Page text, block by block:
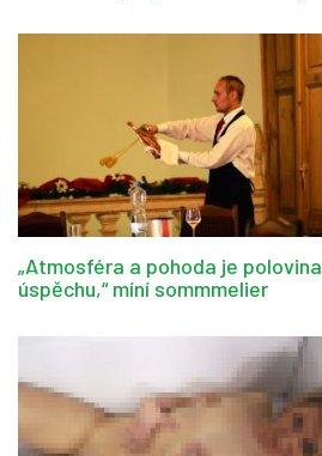
„Atmosféra a pohoda je polovina
úspěchu,“ míní sommmelier